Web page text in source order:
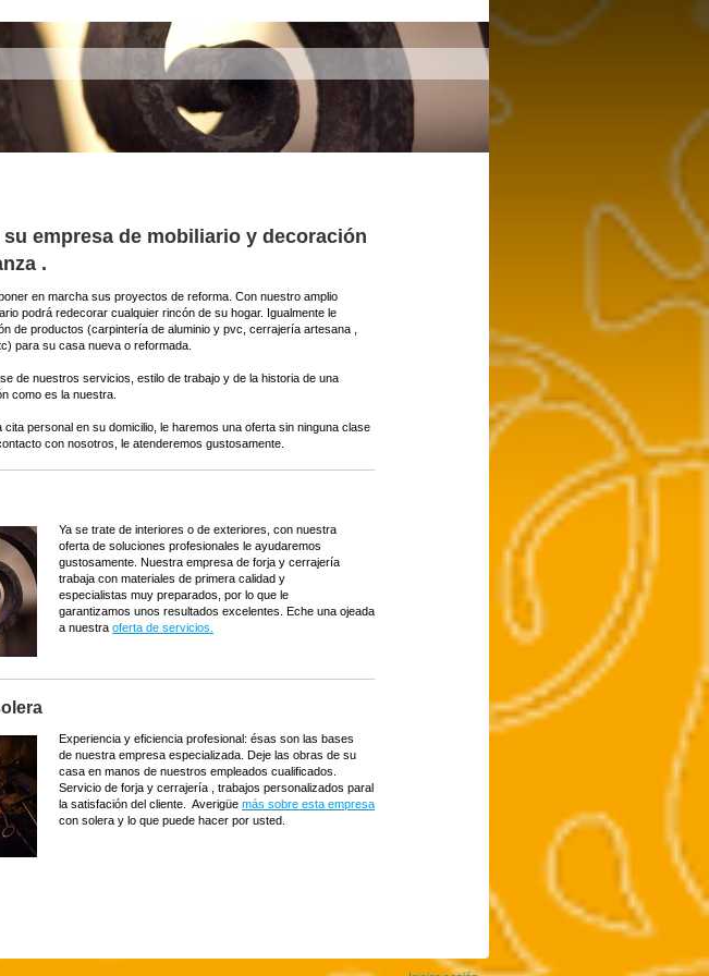
su empresa de mobiliario y decoración
.
en marcha sus proyectos de reforma. Con nuestro amplio
podrá redecorar cualquier rincón de su hogar. Igualmente le
de productos (carpintería de aluminio y pvc, cerrajería artesana ,
para su casa nueva o reformada.
de nuestros servicios, estilo de trabajo y de la historia de una
como es la nuestra.
personal en su domicilio, le haremos una oferta sin ninguna clase
con nosotros, le atenderemos gustosamente.
Ya se trate de interiores o de exteriores, con nuestra
oferta de soluciones profesionales le ayudaremos
gustosamente. Nuestra empresa de forja y cerrajería
trabaja con materiales de primera calidad y
especialistas muy preparados, por lo que le
garantizamos unos resultados excelentes. Eche una ojeada
a nuestra oferta de servicios.
Experiencia y eficiencia profesional: ésas son las bases
de nuestra empresa especializada. Deje las obras de su
casa en manos de nuestros empleados cualificados.
Servicio de forja y cerrajería , trabajos personalizados paral
la satisfación del cliente. Averigüe más sobre esta empresa
con solera y lo que puede hacer por usted.